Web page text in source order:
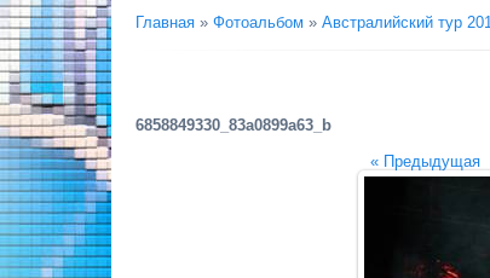
Главная » Фотоальбом » Австралийский тур
6858849330_83a0899a63_b
« Предыдущая|